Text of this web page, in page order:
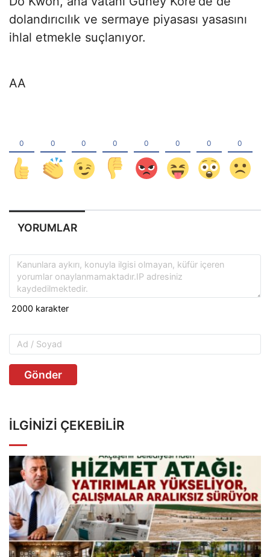
dolandırıcılık ve sermaye piyasası yasasını
ihlal etmekle suçlanıyor.
AA
YORUMLAR
Gönder
İLGINIZI ÇEKEBILIR